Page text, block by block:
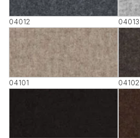
04012 04013
04101 04102